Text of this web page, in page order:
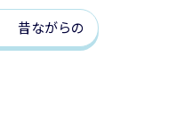
昔ながらの